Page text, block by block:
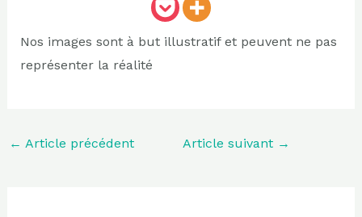
Nos images sont à but illustratif et peuvent ne pas
représenter la réalité
← Article précédent Article suivant →